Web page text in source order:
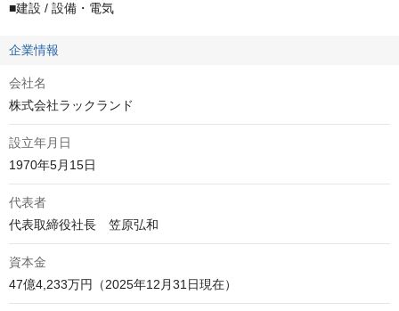
■建設 / 設備・電気
企業情報
会社名
株式会社ラックランド
設立年月日
1970年5月15日
代表者
代表取締役社長　笠原弘和
資本金